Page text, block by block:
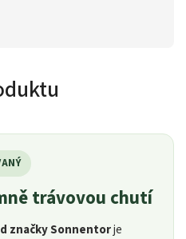
trávovou chutí
značky Sonnentorje